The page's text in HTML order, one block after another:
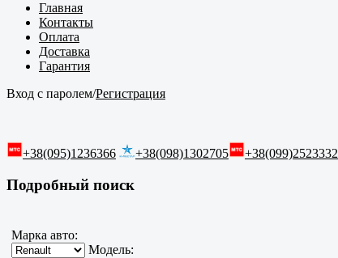
Главная
Контакты
Оплата
Доставка
Гарантия
Вход с паролем/Регистрация
+38(095)1236366 +38(098)1302705 +38(099)2523332
Подробный поиск
Марка авто:
Модель: